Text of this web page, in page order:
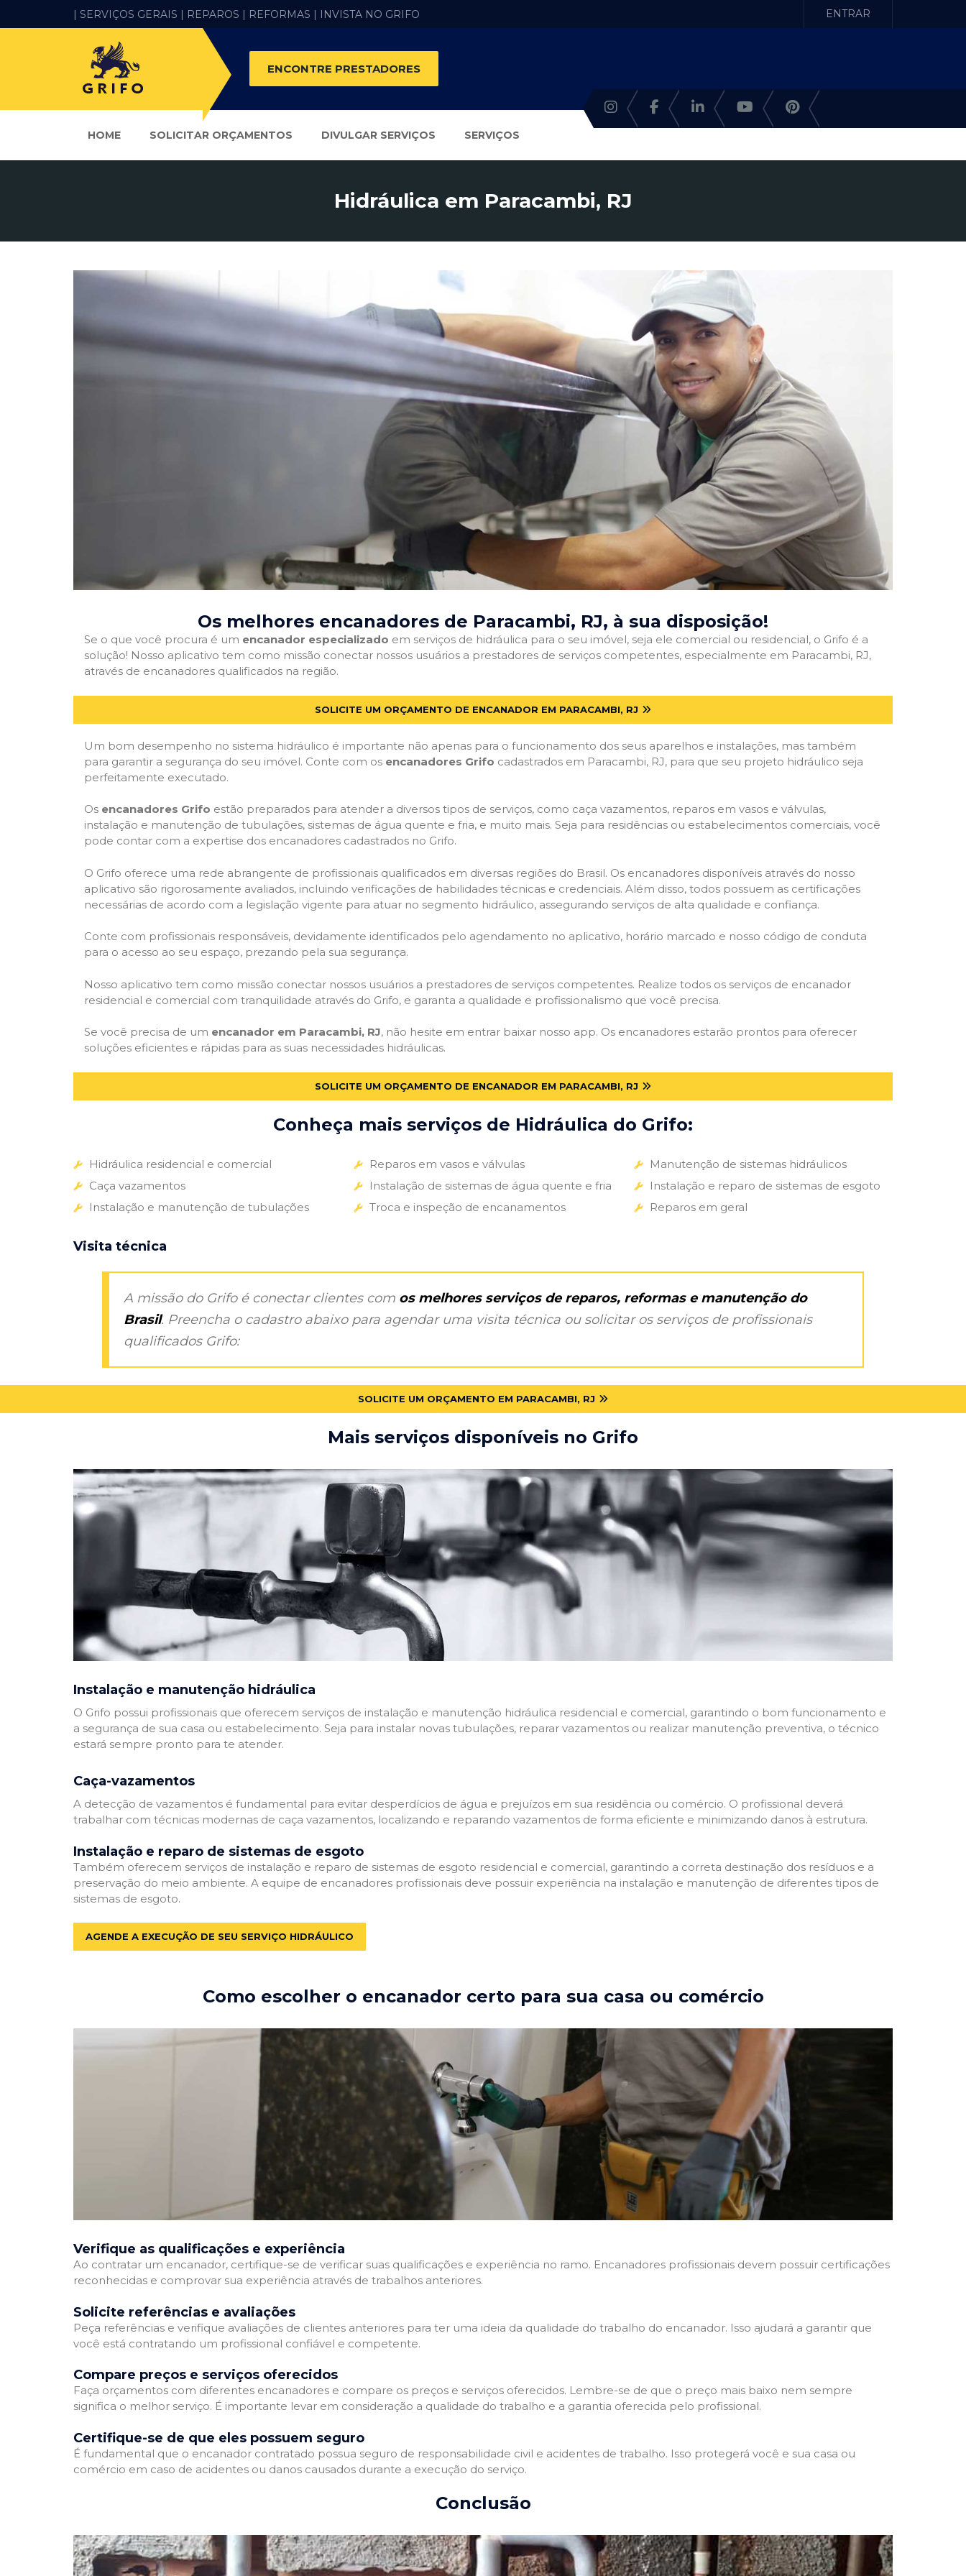
| SERVIÇOS GERAIS | REPAROS | REFORMAS | INVISTA NO GRIFO ENTRAR
ENCONTRE PRESTADORES
HOME SOLICITAR ORÇAMENTOS DIVULGAR SERVIÇOS SERVIÇOS
Hidráulica em Paracambi, RJ
Os melhores encanadores de Paracambi, RJ, à sua disposição!
Se o que você procura é um encanador especializado em serviços de hidráulica para o seu imóvel, seja ele comercial ou residencial, o Grifo é a
solução! Nosso aplicativo tem como missão conectar nossos usuários a prestadores de serviços competentes, especialmente em Paracambi, RJ,
através de encanadores qualificados na região.
SOLICITE UM ORÇAMENTO DE ENCANADOR EM PARACAMBI, RJ
Um bom desempenho no sistema hidráulico é importante não apenas para o funcionamento dos seus aparelhos e instalações, mas também
para garantir a segurança do seu imóvel. Conte com os encanadores Grifo cadastrados em Paracambi, RJ, para que seu projeto hidráulico seja
perfeitamente executado.
Os encanadores Grifo estão preparados para atender a diversos tipos de serviços, como caça vazamentos, reparos em vasos e válvulas,
instalação e manutenção de tubulações, sistemas de água quente e fria, e muito mais. Seja para residências ou estabelecimentos comerciais, você
pode contar com a expertise dos encanadores cadastrados no Grifo.
O Grifo oferece uma rede abrangente de profissionais qualificados em diversas regiões do Brasil. Os encanadores disponíveis através do nosso
aplicativo são rigorosamente avaliados, incluindo verificações de habilidades técnicas e credenciais. Além disso, todos possuem as certificações
necessárias de acordo com a legislação vigente para atuar no segmento hidráulico, assegurando serviços de alta qualidade e confiança.
Conte com profissionais responsáveis, devidamente identificados pelo agendamento no aplicativo, horário marcado e nosso código de conduta
para o acesso ao seu espaço, prezando pela sua segurança.
Nosso aplicativo tem como missão conectar nossos usuários a prestadores de serviços competentes. Realize todos os serviços de encanador
residencial e comercial com tranquilidade através do Grifo, e garanta a qualidade e profissionalismo que você precisa.
Se você precisa de um encanador em Paracambi, RJ, não hesite em entrar baixar nosso app. Os encanadores estarão prontos para oferecer
soluções eficientes e rápidas para as suas necessidades hidráulicas.
SOLICITE UM ORÇAMENTO DE ENCANADOR EM PARACAMBI, RJ
Conheça mais serviços de Hidráulica do Grifo:
Hidráulica residencial e comercial
Caça vazamentos
Instalação e manutenção de tubulações
Reparos em vasos e válvulas
Instalação de sistemas de água quente e fria
Troca e inspeção de encanamentos
Manutenção de sistemas hidráulicos
Instalação e reparo de sistemas de esgoto
Reparos em geral
Visita técnica
A missão do Grifo é conectar clientes com os melhores serviços de reparos, reformas e manutenção do
Brasil. Preencha o cadastro abaixo para agendar uma visita técnica ou solicitar os serviços de profissionais
qualificados Grifo:
SOLICITE UM ORÇAMENTO EM PARACAMBI, RJ
Mais serviços disponíveis no Grifo
Instalação e manutenção hidráulica
O Grifo possui profissionais que oferecem serviços de instalação e manutenção hidráulica residencial e comercial, garantindo o bom funcionamento e
a segurança de sua casa ou estabelecimento. Seja para instalar novas tubulações, reparar vazamentos ou realizar manutenção preventiva, o técnico
estará sempre pronto para te atender.
Caça-vazamentos
A detecção de vazamentos é fundamental para evitar desperdícios de água e prejuízos em sua residência ou comércio. O profissional deverá
trabalhar com técnicas modernas de caça vazamentos, localizando e reparando vazamentos de forma eficiente e minimizando danos à estrutura.
Instalação e reparo de sistemas de esgoto
Também oferecem serviços de instalação e reparo de sistemas de esgoto residencial e comercial, garantindo a correta destinação dos resíduos e a
preservação do meio ambiente. A equipe de encanadores profissionais deve possuir experiência na instalação e manutenção de diferentes tipos de
sistemas de esgoto.
AGENDE A EXECUÇÃO DE SEU SERVIÇO HIDRÁULICO
Como escolher o encanador certo para sua casa ou comércio
Verifique as qualificações e experiência
Ao contratar um encanador, certifique-se de verificar suas qualificações e experiência no ramo. Encanadores profissionais devem possuir certificações
reconhecidas e comprovar sua experiência através de trabalhos anteriores.
Solicite referências e avaliações
Peça referências e verifique avaliações de clientes anteriores para ter uma ideia da qualidade do trabalho do encanador. Isso ajudará a garantir que
você está contratando um profissional confiável e competente.
Compare preços e serviços oferecidos
Faça orçamentos com diferentes encanadores e compare os preços e serviços oferecidos. Lembre-se de que o preço mais baixo nem sempre
significa o melhor serviço. É importante levar em consideração a qualidade do trabalho e a garantia oferecida pelo profissional.
Certifique-se de que eles possuem seguro
É fundamental que o encanador contratado possua seguro de responsabilidade civil e acidentes de trabalho. Isso protegerá você e sua casa ou
comércio em caso de acidentes ou danos causados durante a execução do serviço.
Conclusão